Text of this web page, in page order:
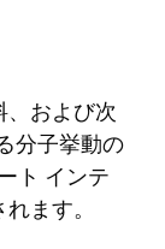
および次
分子挙動の
ト インテ
ます。